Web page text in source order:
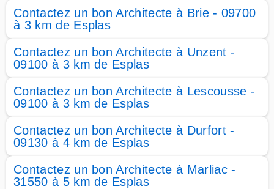
Contactez un bon Architecte à Brie - 09700
à 3 km de Esplas
Contactez un bon Architecte à Unzent -
09100 à 3 km de Esplas
Contactez un bon Architecte à Lescousse -
09100 à 3 km de Esplas
Contactez un bon Architecte à Durfort -
09130 à 4 km de Esplas
Contactez un bon Architecte à Marliac -
31550 à 5 km de Esplas